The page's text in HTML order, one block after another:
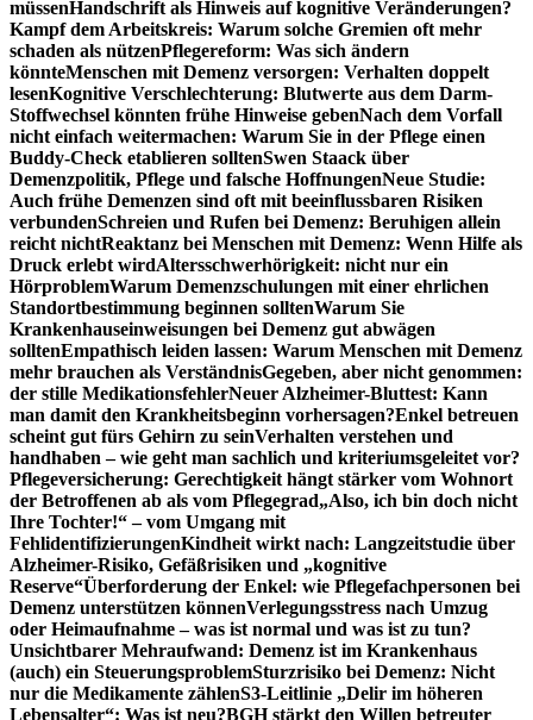
müssenHandschrift als Hinweis auf kognitive Veränderungen?
Kampf dem Arbeitskreis: Warum solche Gremien oft mehr
schaden als nützenPflegereform: Was sich ändern
könnteMenschen mit Demenz versorgen: Verhalten doppelt
lesenKognitive Verschlechterung: Blutwerte aus dem Darm-
Stoffwechsel könnten frühe Hinweise gebenNach dem Vorfall
nicht einfach weitermachen: Warum Sie in der Pflege einen
Buddy-Check etablieren solltenSwen Staack über
Demenzpolitik, Pflege und falsche HoffnungenNeue Studie:
Auch frühe Demenzen sind oft mit beeinflussbaren Risiken
verbundenSchreien und Rufen bei Demenz: Beruhigen allein
reicht nichtReaktanz bei Menschen mit Demenz: Wenn Hilfe als
Druck erlebt wirdAltersschwerhörigkeit: nicht nur ein
HörproblemWarum Demenzschulungen mit einer ehrlichen
Standortbestimmung beginnen solltenWarum Sie
Krankenhauseinweisungen bei Demenz gut abwägen
solltenEmpathisch leiden lassen: Warum Menschen mit Demenz
mehr brauchen als VerständnisGegeben, aber nicht genommen:
der stille MedikationsfehlerNeuer Alzheimer-Bluttest: Kann
man damit den Krankheitsbeginn vorhersagen?Enkel betreuen
scheint gut fürs Gehirn zu seinVerhalten verstehen und
handhaben – wie geht man sachlich und kriteriumsgeleitet vor?
Pflegeversicherung: Gerechtigkeit hängt stärker vom Wohnort
der Betroffenen ab als vom Pflegegrad„Also, ich bin doch nicht
Ihre Tochter!“ – vom Umgang mit
FehlidentifizierungenKindheit wirkt nach: Langzeitstudie über
Alzheimer-Risiko, Gefäßrisiken und „kognitive
Reserve“Überforderung der Enkel: wie Pflegefachpersonen bei
Demenz unterstützen könnenVerlegungsstress nach Umzug
oder Heimaufnahme – was ist normal und was ist zu tun?
Unsichtbarer Mehraufwand: Demenz ist im Krankenhaus
(auch) ein SteuerungsproblemSturzrisiko bei Demenz: Nicht
nur die Medikamente zählenS3-Leitlinie „Delir im höheren
Lebensalter“: Was ist neu?BGH stärkt den Willen betreuter